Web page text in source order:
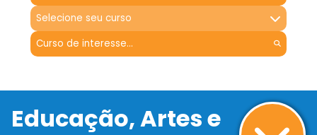
Selecione seu curso
Educação, Artes e